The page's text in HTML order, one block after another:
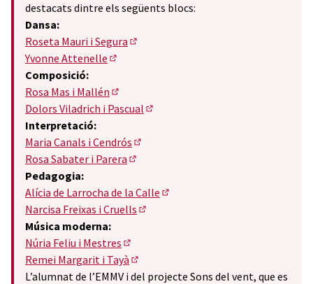
destacats dintre els següents blocs:
Dansa:
Roseta Mauri i Segura
Yvonne Attenelle
Composició:
Rosa Mas i Mallén
(Obrir en una pestanya nova)
Dolors Viladrich i Pascual
Interpretació:
Maria Canals i Cendrós
(Obrir en una pestanya nova)
Rosa Sabater i Parera
Pedagogia:
Alícia de Larrocha de la Calle
Narcisa Freixas i Cruells
Música moderna:
Núria Feliu i Mestres
(Obrir en una pestanya nova)
Remei Margarit i Tayà
(Obrir en una pestanya nova)
L’alumnat de l’EMMV i del projecte Sons del vent, que es